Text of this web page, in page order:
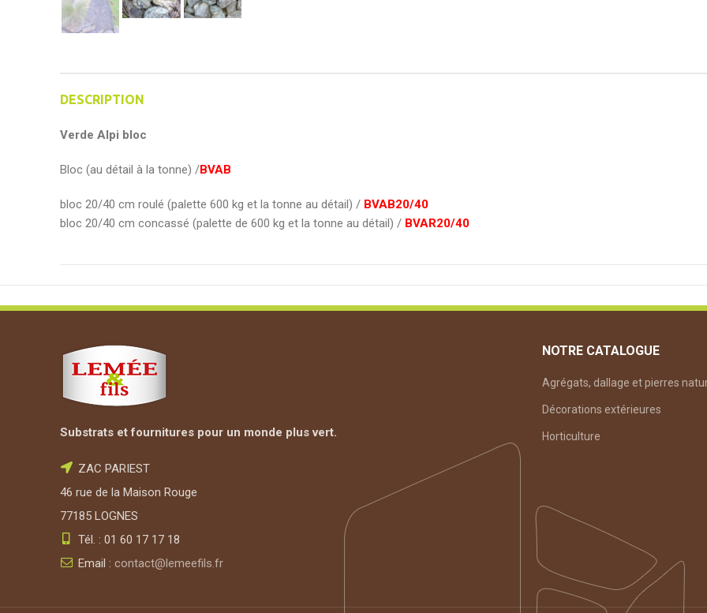
DESCRIPTION
Verde Alpi bloc
Bloc (au détail à la tonne) /BVAB
bloc 20/40 cm roulé (palette 600 kg et la tonne au détail) / BVAB20/40
bloc 20/40 cm concassé (palette de 600 kg et la tonne au détail) / BVAR20/40
Substrats et fournitures pour un monde plus vert.
ZAC PARIEST
46 rue de la Maison Rouge
77185 LOGNES
Tél. : 01 60 17 17 18
Email : contact@lemeefils.fr
NOTRE CATALOGUE
Agrégats, dallage et pierres
Décorations extérieures
Horticulture